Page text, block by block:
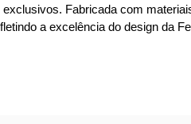
Fabricada com
a excelência do design da